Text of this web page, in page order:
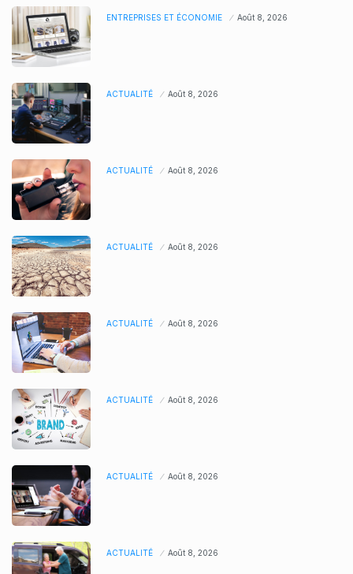
ENTREPRISES ET ÉCONOMIE Août 8, 2026
ACTUALITÉ Août 8, 2026
ACTUALITÉ Août 8, 2026
ACTUALITÉ Août 8, 2026
ACTUALITÉ Août 8, 2026
ACTUALITÉ Août 8, 2026
ACTUALITÉ Août 8, 2026
ACTUALITÉ Août 8, 2026